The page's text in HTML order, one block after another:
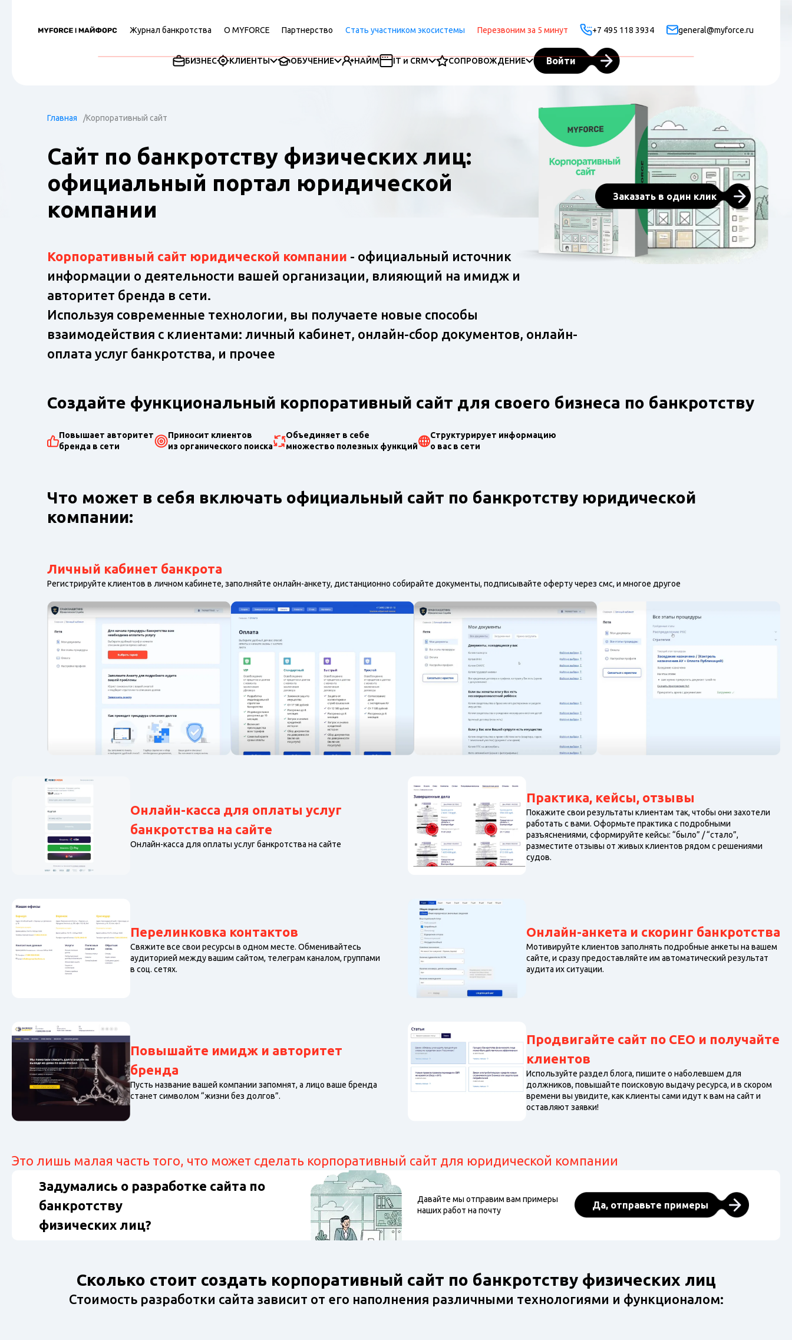
Журнал банкротства О MYFORCE Партнерство Стать участником экосистемы Перезвоним за 5 минут +7 495 118 3934 general@myforce.ru
БИЗНЕС КЛИЕНТЫ ОБУЧЕНИЕ НАЙМ IT и CRM СОПРОВОЖДЕНИЕ Войти
Главная Корпоративный сайт
Сайт по банкротству физических лиц:
официальный портал юридической
компании
Заказать в один клик
Корпоративный сайт юридической компании - официальный источник
информации о деятельности вашей организации, влияющий на имидж и
авторитет бренда в сети.
Используя современные технологии, вы получаете новые способы
взаимодействия с клиентами: личный кабинет, онлайн-сбор документов, онлайн-
оплата услуг банкротства, и прочее
Создайте функциональный корпоративный сайт для своего бизнеса по банкротству
Повышает авторитет
бренда в сети
Приносит клиентов
из органического поиска
Объединяет в себе
множество полезных функций
Структурирует информацию
о вас в сети
Что может в себя включать официальный сайт по банкротству юридической
компании:
Личный кабинет банкрота
Регистрируйте клиентов в личном кабинете, заполняйте онлайн-анкету, дистанционно собирайте документы, подписывайте оферту через смс, и многое другое
Онлайн-касса для оплаты услуг
банкротства на сайте
Онлайн-касса для оплаты услуг банкротства на сайте
Практика, кейсы, отзывы
Покажите свои результаты клиентам так, чтобы они захотели
работать с вами. Оформьте практика с подробными
разъяснениями, сформируйте кейсы: “было” / “стало”,
разместите отзывы от живых клиентов рядом с решениями
судов.
Перелинковка контактов
Свяжите все свои ресурсы в одном месте. Обменивайтесь
аудиторией между вашим сайтом, телеграм каналом, группами
в соц. сетях.
Онлайн-анкета и скоринг банкротства
Мотивируйте клиентов заполнять подробные анкеты на вашем
сайте, и сразу предоставляйте им автоматический результат
аудита их ситуации.
Повышайте имидж и авторитет
бренда
Пусть название вашей компании запомнят, а лицо ваше бренда
станет символом “жизни без долгов”.
Продвигайте сайт по СЕО и получайте
клиентов
Используйте раздел блога, пишите о наболевшем для
должников, повышайте поисковую выдачу ресурса, и в скором
времени вы увидите, как клиенты сами идут к вам на сайт и
оставляют заявки!
Это лишь малая часть того, что может сделать корпоративный сайт для юридической компании
Задумались о разработке сайта по
банкротству
физических лиц?
Давайте мы отправим вам примеры
наших работ на почту
Да, отправьте примеры
Сколько стоит создать корпоративный сайт по банкротству физических лиц
Стоимость разработки сайта зависит от его наполнения различными технологиями и функционалом: